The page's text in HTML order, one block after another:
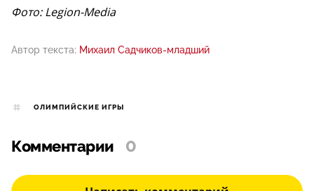
Фото: Legion-Media
Автор текста: Михаил Садчиков-младший
ОЛИМПИЙСКИЕ ИГРЫ
Комментарии 0